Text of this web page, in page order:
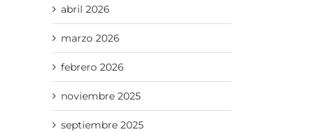
abril 2026
marzo 2026
febrero 2026
noviembre 2025
septiembre 2025